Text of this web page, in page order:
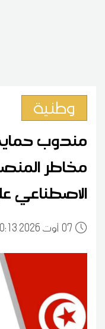
وطنية
مندوب
مخاطر
الاصطناعي
0720:13 2026 أوت